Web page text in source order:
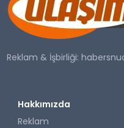
SAĞLIK
YAŞAM
Reklam & İşbirliği:
Hakkımızda
Reklam